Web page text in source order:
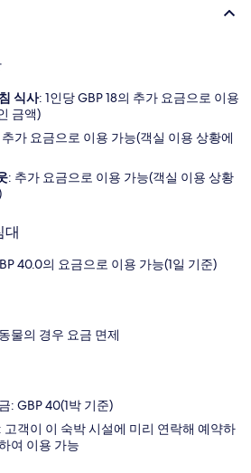
식사: 1인당 GBP 18의 추가 요금으로 이용
금액)
추가 요금으로 이용 가능(객실 이용 상황에
: 추가 요금으로 이용 가능(객실 이용 상황
대
40.0의 요금으로 이용 가능(1일 기준)
물의 경우 요금 면제
: GBP 40(1박 기준)
고객이 이 숙박 시설에 미리 연락해 예약하
여 이용 가능